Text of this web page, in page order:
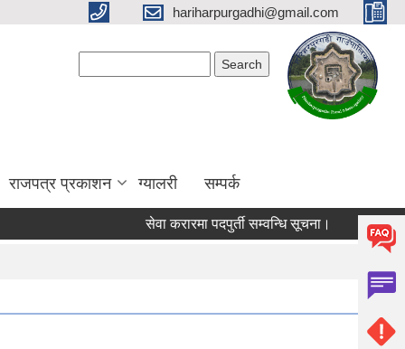
hariharpurgadhi@gmail.com
राजपत्र प्रकाशन ग्यालरी सम्पर्क
सेवा करारमा पदपुर्ती सम्वन्धि सूचना।